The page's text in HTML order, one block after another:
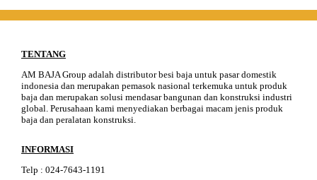
TENTANG
AM BAJA Group adalah distributor besi baja untuk pasar domestik
indonesia dan merupakan pemasok nasional terkemuka untuk produk
baja dan merupakan solusi mendasar bangunan dan konstruksi industri
global. Perusahaan kami menyediakan berbagai macam jenis produk
baja dan peralatan konstruksi.
INFORMASI
Telp : 024-7643-11 91